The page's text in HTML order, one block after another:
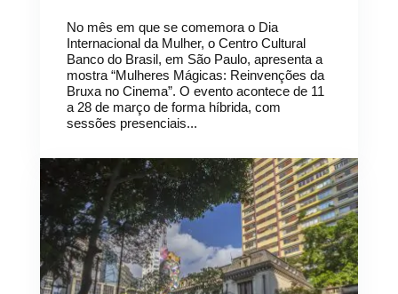
No mês em que se comemora o Dia
Internacional da Mulher, o Centro Cultural
Banco do Brasil, em São Paulo, apresenta a
mostra “Mulheres Mágicas: Reinvenções da
Bruxa no Cinema”. O evento acontece de 11
a 28 de março de forma híbrida, com
sessões presenciais...